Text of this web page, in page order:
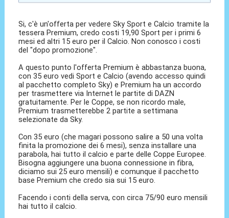
Si, c'è un'offerta per vedere Sky Sport e Calcio tramite la
tessera Premium, credo costi 19,90 Sport per i primi 6
mesi ed altri 15 euro per il Calcio. Non conosco i costi
del "dopo promozione".
A questo punto l'offerta Premium è abbastanza buona,
con 35 euro vedi Sport e Calcio (avendo accesso quindi
al pacchetto completo Sky) e Premium ha un accordo
per trasmettere via Internet le partite di DAZN
gratuitamente. Per le Coppe, se non ricordo male,
Premium trasmetterebbe 2 partite a settimana
selezionate da Sky.
Con 35 euro (che magari possono salire a 50 una volta
finita la promozione dei 6 mesi), senza installare una
parabola, hai tutto il calcio e parte delle Coppe Europee.
Bisogna aggiungere una buona connessione in fibra,
diciamo sui 25 euro mensili) e comunque il pacchetto
base Premium che credo sia sui 15 euro.
Facendo i conti della serva, con circa 75/90 euro mensili
hai tutto il calcio.